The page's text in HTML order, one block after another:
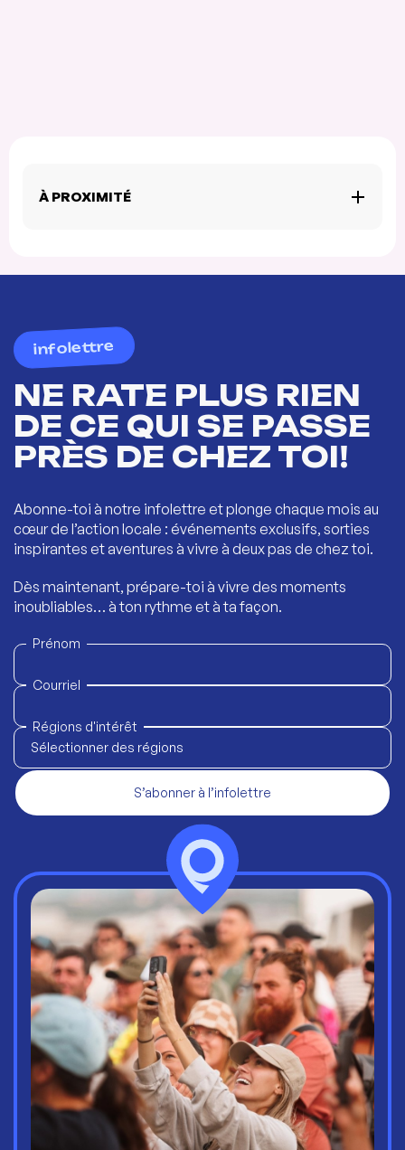
À PROXIMITÉ
infolettre
NE RATE PLUS RIEN
DE CE QUI SE PASSE
PRÈS DE CHEZ TOI!
Abonne-toi à notre infolettre et plonge chaque mois au
cœur de l’action locale : événements exclusifs, sorties
inspirantes et aventures à vivre à deux pas de chez toi.
Dès maintenant, prépare-toi à vivre des moments
inoubliables… à ton rythme et à ta façon.
Prénom
Courriel
Régions d'intérêt
Sélectionner des régions
S’abonner à l’infolettre